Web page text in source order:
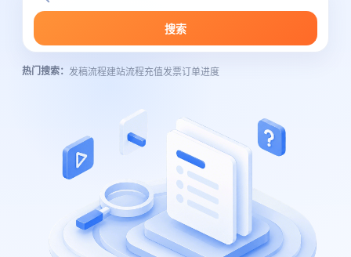
搜索
热门搜索： 发稿流程建站流程充值发票订单进度